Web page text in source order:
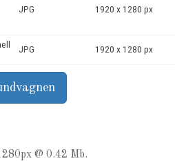
JPG 1920 x 1280 px
JPG 1920 x 1280 px
@ 0.42 Mb.